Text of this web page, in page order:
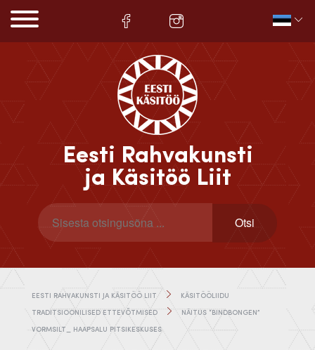
Eesti Rahvakunsti
ja Käsitöö Liit
EESTI RAHVAKUNSTI JA KÄSITÖÖ LIIT KÄSITÖÖLIIDU
TRADITSIOONILISED ETTEVÕTMISED NÄITUS “BINDBONGEN”
VORMSILT_ HAAPSALU PITSIKESKUSES